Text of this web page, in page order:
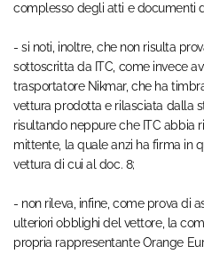
complesso degli atti e documenti
- si noti, inoltre, che non risulta
sottoscritta da ITC, come invece
trasportatore Nikmar, che ha
vettura prodotta e rilasciata dalla
risultando neppure che ITC abbia
mittente, la quale anzi ha firma in
vettura di cui al doc. 8;
- non rileva, infine, come prova di
ulteriori obblighi del vettore, la
propria rappresentante Orange